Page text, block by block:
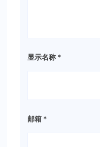
显示名称 *
邮箱 *